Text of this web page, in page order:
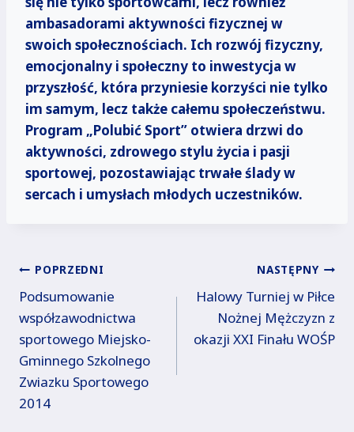
ambasadorami aktywności fizycznej w
swoich społecznościach. Ich rozwój fizyczny,
emocjonalny i społeczny to inwestycja w
przyszłość, która przyniesie korzyści nie tylko
im samym, lecz także całemu społeczeństwu.
Program „Polubić Sport” otwiera drzwi do
aktywności, zdrowego stylu życia i pasji
sportowej, pozostawiając trwałe ślady w
sercach i umysłach młodych uczestników.
Nawigacja
wpisu
POPRZEDNI
Podsumowanie
współzawodnictwa
sportowego Miejsko-
Gminnego Szkolnego
Zwiazku Sportowego
2014
NASTĘPNY
Halowy Turniej w Piłce
Nożnej Mężczyzn z
okazji XXI Finału WOŚP